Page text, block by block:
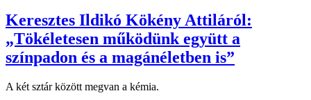
Keresztes Ildikó Kökény Attiláról:
„Tökéletesen működünk együtt a
színpadon és a magánéletben is”
A két sztár között megvan a kémia.